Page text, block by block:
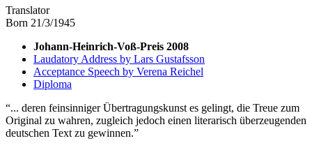
Translator
Born 21/3/1945
Johann-Heinrich-Voß-Preis 2008
Laudatory Address by Lars Gustafsson
Acceptance Speech by Verena Reichel
Diploma
... deren feinsinniger Übertragungskunst es gelingt, die Treue zum
Original zu wahren, zugleich jedoch einen literarisch überzeugenden
deutschen Text zu gewinnen.